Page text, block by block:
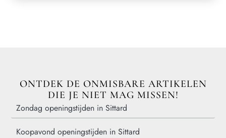
ONTDEK DE ONMISBARE ARTIKELEN
DIE JE NIET MAG MISSEN!
Zondag openingstijden in Sittard
Koopavond openingstijden in Sittard